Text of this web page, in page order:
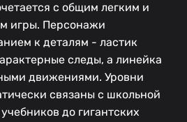
с общим легким и
игры. Персонажи
к деталям - ластик
следы, а линейка
движениями. Уровни
связаны с школьной
до гигантских